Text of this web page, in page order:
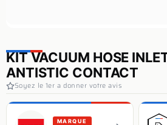
KIT VACUUM HOSE
ANTISTIC CONTACT
Soyez le 1er a donner votre avis
MARQUE